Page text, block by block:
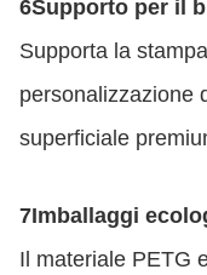
6Supporto per il
Supporta la
personalizzazione
superficiale
7Imballaggi
Il materiale PETG